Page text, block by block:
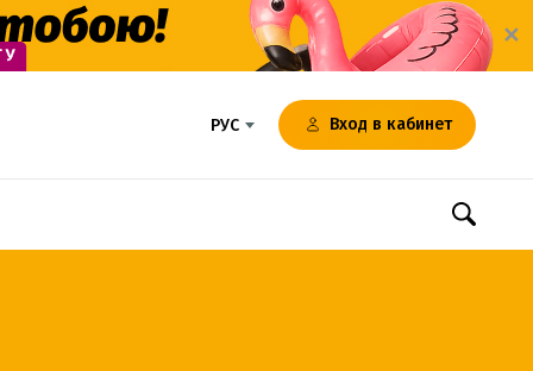
✕
РУС Вход в кабинет